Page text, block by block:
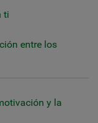
ti
entre los
y la